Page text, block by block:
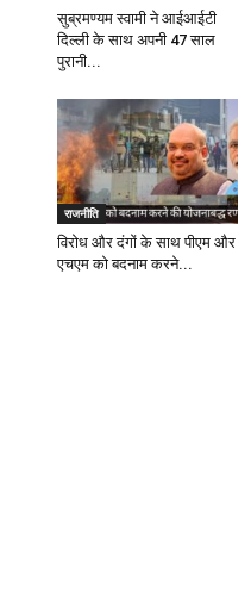
सुब्रमण्यम स्वामी ने आईआईटी
दिल्ली के साथ अपनी 47 साल
पुरानी...
राजनीति
विरोध और दंगों के साथ पीएम और
एचएम को बदनाम करने...